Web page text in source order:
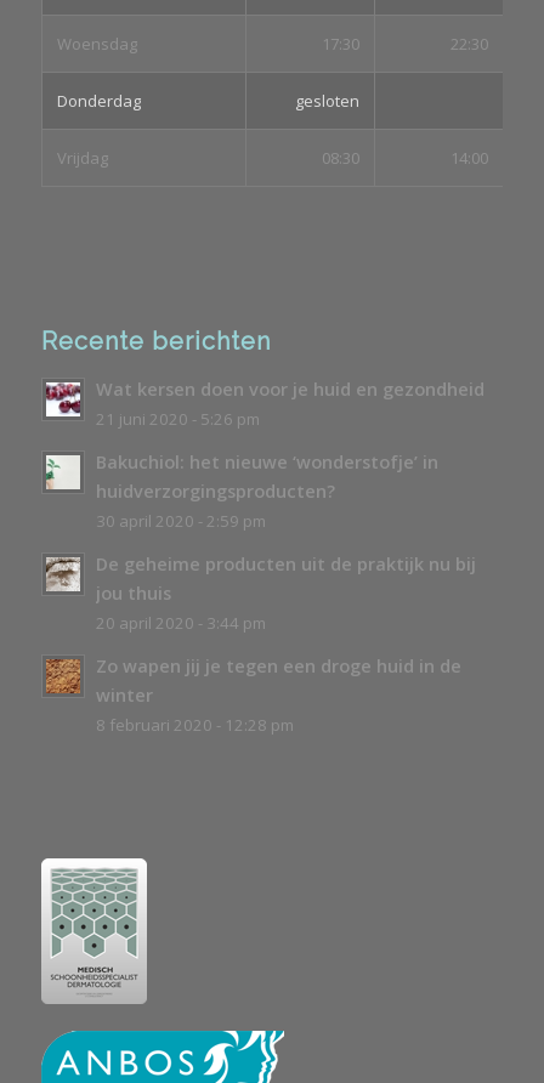
Woensdag 17:30 22:30
Donderdag gesloten
Vrijdag 08:30 14:00
Recente berichten
Wat kersen doen voor je huid en gezondheid
21 juni 2020 - 5:26 pm
Bakuchiol: het nieuwe ‘wonderstofje’ in
huidverzorgingsproducten?
30 april 2020 - 2:59 pm
De geheime producten uit de praktijk nu bij
jou thuis
20 april 2020 - 3:44 pm
Zo wapen jij je tegen een droge huid in de
winter
8 februari 2020 - 12:28 pm